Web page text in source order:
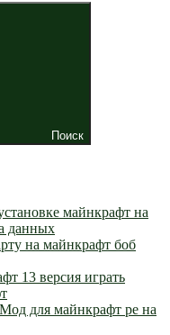
Поиск
майнкрафт на
данных
на майнкрафт боб
13 версия играть
Мод для майнкрафт pe на